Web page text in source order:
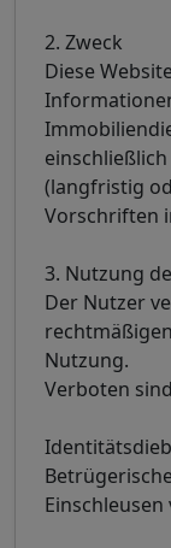
2. Zweck
Diese
(langfristig
Vorschriften
3. Nutzung
Der Nutzer
Nutzung.
Verboten